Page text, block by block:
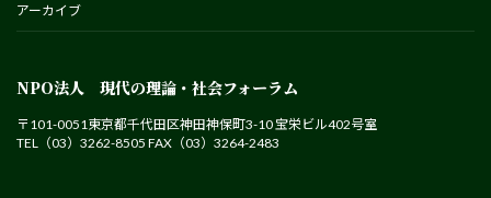
アーカイブ
NPO法人 現代の理論・社会フォーラム
〒101-0051東京都千代田区神田神保町3-10 宝栄ビル402号室
TEL（03）3262-8505 FAX（03）3264-2483